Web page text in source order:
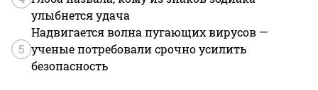
улыбнется удача
5
Надвигается волна пугающих вирусов —
ученые потребовали срочно усилить
безопасность